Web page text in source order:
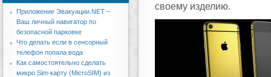
своему изделию.
Приложение Эвакуации.NET –
Ваш личный навигатор по
безопасной парковке
Что делать если в сенсорный
телефон попала вода
Как самостоятельно сделать
микро Sim-карту (MicroSIM) из